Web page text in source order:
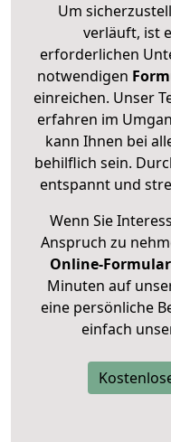
Um
verläuft, ist
erforderlichen
notwendigen
einreichen. Unser
erfahren im
kann Ihnen bei
behilflich sein.
entspannt und
Wenn Sie
Anspruch zu
Online-
Minuten auf
eine persönliche
einfach